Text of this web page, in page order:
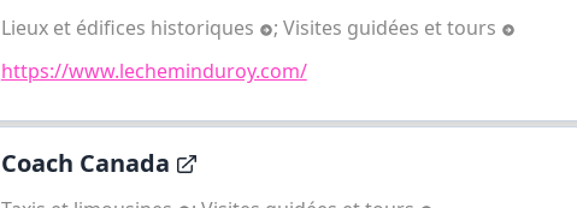
Lieux et édifices historiques
; Visites guidées et tours
https://www.lecheminduroy.com/
Coach Canada